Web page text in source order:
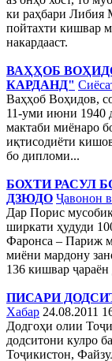
ки раҳбари Либия
пойтахти кишвар
накардааст.
ВАҲҲОБ
КАРДАНД"
Ваҳҳоб Воҳидов,
11-уми июни 1940
мактаби миёнаро
иқтисодиёти
бо дипломи...
БОХТИ РАСУЛ
ДЗЮДО Ҷавонон
Дар Порис
ширкати ҳудуди
Фаронса – Париж
миёни мардону
136 кишвар ҷараён
ПИСАРИ
Хабар 24.08.2011
Додгоҳи олии
додситони кулро
Тоҷикистон,